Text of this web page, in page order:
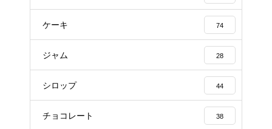
ケーキ 74
ジャム 28
シロップ 44
チョコレート 38